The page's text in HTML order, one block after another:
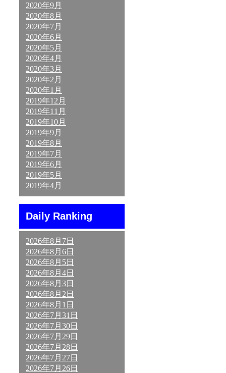
2020年9月
2020年8月
2020年7月
2020年6月
2020年5月
2020年4月
2020年3月
2020年2月
2020年1月
2019年12月
2019年11月
2019年10月
2019年9月
2019年8月
2019年7月
2019年6月
2019年5月
2019年4月
Daily Ranking
2026年8月7日
2026年8月6日
2026年8月5日
2026年8月4日
2026年8月3日
2026年8月2日
2026年8月1日
2026年7月31日
2026年7月30日
2026年7月29日
2026年7月28日
2026年7月27日
2026年7月26日